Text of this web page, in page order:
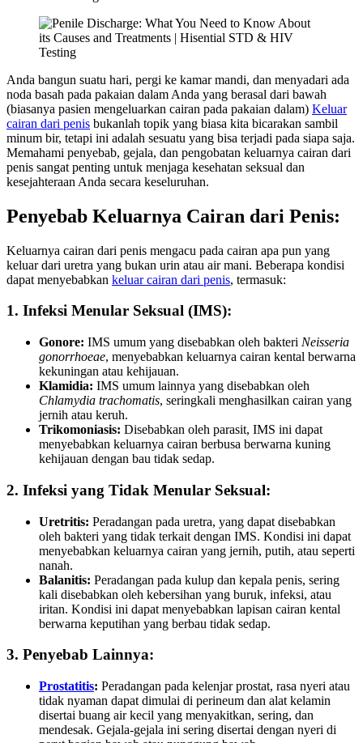
Anda bangun suatu hari, pergi ke kamar mandi, dan menyadari ada
noda basah pada pakaian dalam Anda yang berasal dari bawah
(biasanya pasien mengeluarkan cairan pada pakaian dalam) Keluar
cairan dari penis bukanlah topik yang biasa kita bicarakan sambil
minum bir, tetapi ini adalah sesuatu yang bisa terjadi pada siapa saja.
Memahami penyebab, gejala, dan pengobatan keluarnya cairan dari
penis sangat penting untuk menjaga kesehatan seksual dan
kesejahteraan Anda secara keseluruhan.
Penyebab Keluarnya Cairan dari Penis:
Keluarnya cairan dari penis mengacu pada cairan apa pun yang
keluar dari uretra yang bukan urin atau air mani. Beberapa kondisi
dapat menyebabkan keluar cairan dari penis, termasuk:
1. Infeksi Menular Seksual (IMS):
Gonore: IMS umum yang disebabkan oleh bakteri Neisseria
gonorrhoeae, menyebabkan keluarnya cairan kental berwarna
kekuningan atau kehijauan.
Klamidia: IMS umum lainnya yang disebabkan oleh
Chlamydia trachomatis, seringkali menghasilkan cairan yang
jernih atau keruh.
Trikomoniasis: Disebabkan oleh parasit, IMS ini dapat
menyebabkan keluarnya cairan berbusa berwarna kuning
kehijauan dengan bau tidak sedap.
2. Infeksi yang Tidak Menular Seksual:
Uretritis: Peradangan pada uretra, yang dapat disebabkan
oleh bakteri yang tidak terkait dengan IMS. Kondisi ini dapat
menyebabkan keluarnya cairan yang jernih, putih, atau seperti
nanah.
Balanitis: Peradangan pada kulup dan kepala penis, sering
kali disebabkan oleh kebersihan yang buruk, infeksi, atau
iritan. Kondisi ini dapat menyebabkan lapisan cairan kental
berwarna keputihan yang berbau tidak sedap.
3. Penyebab Lainnya:
Prostatitis: Peradangan pada kelenjar prostat, rasa nyeri atau
tidak nyaman dapat dimulai di perineum dan alat kelamin
disertai buang air kecil yang menyakitkan, sering, dan
mendesak. Gejala-gejala ini sering disertai dengan nyeri di